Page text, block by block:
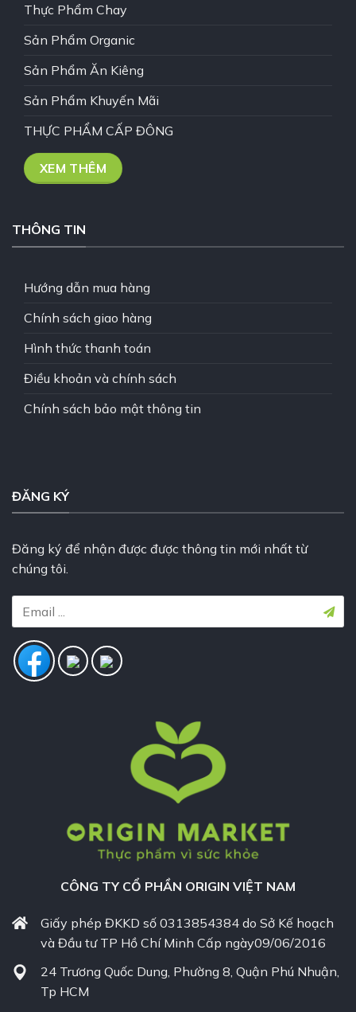
Thực Phẩm Chay
Sản Phẩm Organic
Sản Phẩm Ăn Kiêng
Sản Phẩm Khuyến Mãi
THỰC PHẨM CẤP ĐÔNG
XEM THÊM
THÔNG TIN
Hướng dẫn mua hàng
Chính sách giao hàng
Hình thức thanh toán
Điều khoản và chính sách
Chính sách bảo mật thông tin
ĐĂNG KÝ
Đăng ký để nhận được được thông tin mới nhất từ
chúng tôi.
CÔNG TY CỔ PHẦN ORIGIN VIỆT NAM
Giấy phép ĐKKD số 0313854384 do Sở Kế hoạch
và Đầu tư TP Hồ Chí Minh Cấp ngày09/06/2016
24 Trương Quốc Dung, Phường 8, Quận Phú Nhuận,
Tp HCM